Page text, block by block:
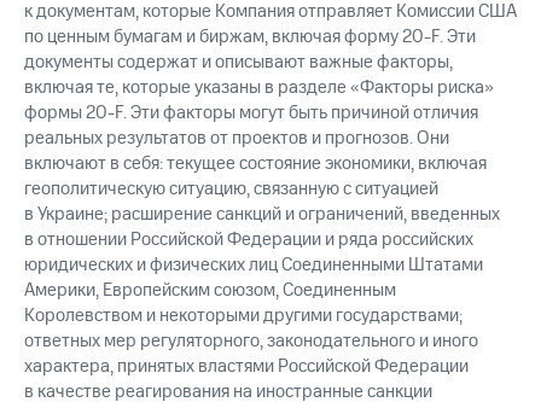
к документам, которые Компания отправляет Комиссии США
по ценным бумагам и биржам, включая форму 20-F. Эти
документы содержат и описывают важные факторы,
включая те, которые указаны в разделе «Факторы риска»
формы 20-F. Эти факторы могут быть причиной отличия
реальных результатов от проектов и прогнозов. Они
включают в себя: текущее состояние экономики, включая
геополитическую ситуацию, связанную с ситуацией
в Украине; расширение санкций и ограничений, введенных
в отношении Российской Федерации и ряда российских
юридических и физических лиц Соединенными Штатами
Америки, Европейским союзом, Соединенным
Королевством и некоторыми другими государствами;
ответных мер регуляторного, законодательного и иного
характера, принятых властями Российской Федерации
в качестве реагирования на иностранные санкции